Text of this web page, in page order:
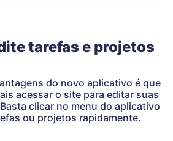
tarefas e projetos
do novo aplicativo é que
acessar o site para editar suas
clicar no menu do aplicativo
ou projetos rapidamente.